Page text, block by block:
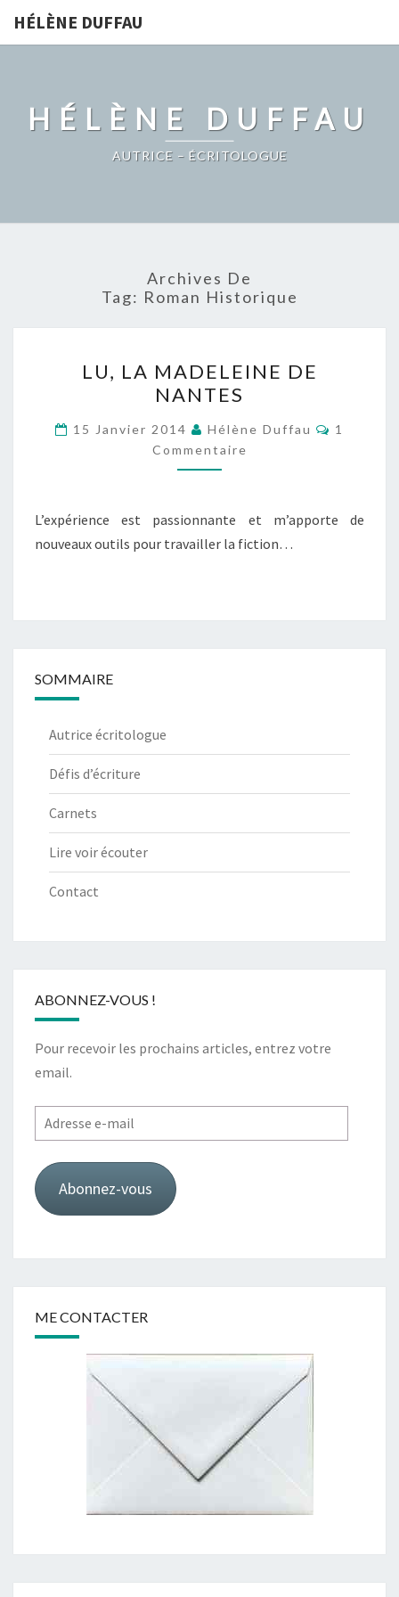
HÉLÈNE DUFFAU
HÉLÈNE DUFFAU
AUTRICE – ÉCRITOLOGUE
Archives De
Tag: Roman Historique
LA
MADELEINE
DE
NANTES
LU, LA MADELEINE DE
NANTES
15 Janvier 2014 Hélène Duffau
1
Commentaire
L’expérience est passionnante et m’apporte de
nouveaux outils pour travailler la fiction…
SOMMAIRE
Autrice écritologue
Défis d’écriture
Carnets
Lire voir écouter
Contact
ABONNEZ-VOUS !
Pour recevoir les prochains articles, entrez votre
email.
Adresse
e-
mail
Abonnez-vous
ME CONTACTER